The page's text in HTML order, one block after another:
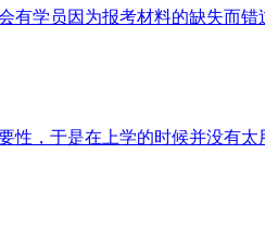
学员因为报考材料的缺失而
，于是在上学的时候并没有